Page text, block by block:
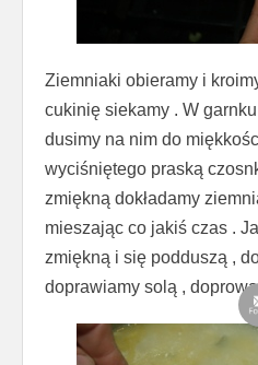
Ziemniaki obieramy i
cukinię siekamy . W
dusimy na nim do
wyciśniętego praską
zmiękną dokładamy
mieszając co jakiś czas .
zmiękną i się podduszą ,
doprawiamy solą ,